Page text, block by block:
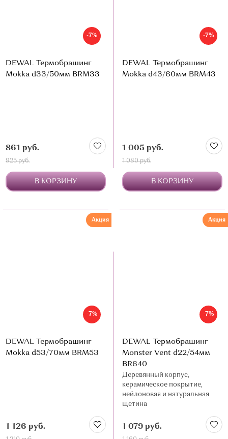
-7%
DEWAL Термобрашинг
Mokka d33/50мм BRM33
861 руб.
925 руб.
В КОРЗИНУ
-7%
DEWAL Термобрашинг
Mokka d43/60мм BRM43
1 005 руб.
1 080 руб.
В КОРЗИНУ
-7%
Акция
DEWAL Термобрашинг
Mokka d53/70мм BRM53
1 126 руб.
-7%
Акция
DEWAL Термобрашинг
Monster Vent d22/54мм
BR640
Деревянный корпус,
керамическое покрытие,
нейлоновая и натуральная
щетина
1 079 руб.